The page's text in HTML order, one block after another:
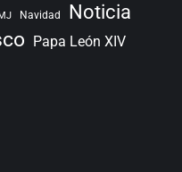
Navidad Noticia
Papa León XIV